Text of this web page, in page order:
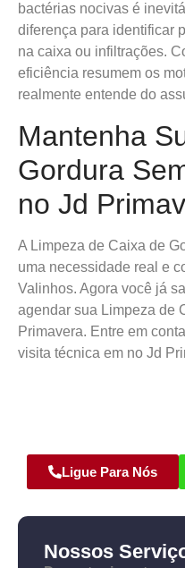
bactérias nocivas é
diferença para identificar
na caixa ou infiltrações.
eficiência resumem os
realmente entende do
Mantenha
Gordura
no Jd
A Limpeza de Caixa de
uma necessidade real e
Valinhos. Agora você já
agendar sua Limpeza de
Primavera. Entre em
visita técnica em no Jd
Ligue Para Nós
Nossos